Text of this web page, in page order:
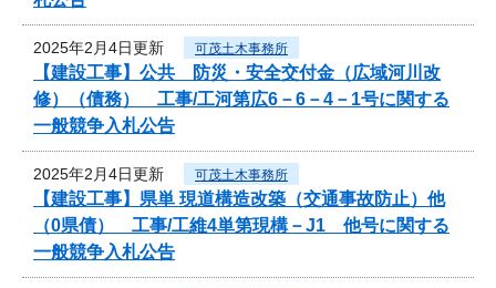
2025年2月4日更新 可茂土木事務所
【建設工事】公共 防災・安全交付金（広域河川改
修）（債務） 工事/工河第広6－6－4－1号に関する
一般競争入札公告
2025年2月4日更新 可茂土木事務所
【建設工事】県単 現道構造改築（交通事故防止）他
（0県債） 工事/工維4単第現構－J1 他号に関する
一般競争入札公告